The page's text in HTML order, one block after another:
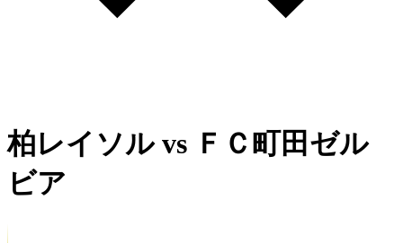
柏レイソルvs ＦＣ町田ゼル
ビア